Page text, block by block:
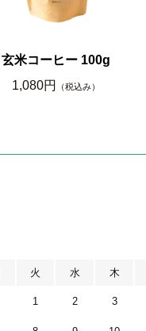
玄米コーヒー 100g
1,080円
（税込み）
火 水 木
1 2 3